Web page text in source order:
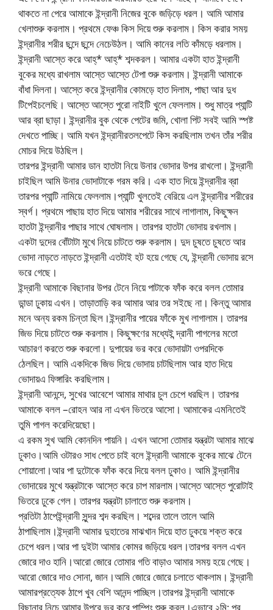
থাকতে না পেরে আমাকে ইন্দ্রানী নিজের বুকে জড়িড়ে ধরল। আমি আমার
খেলাশুরু করলাম। প্রথমে ফেঞ্চ কিস দিয়ে শুরু করলাম। কিস করার সময়
ইন্দ্রানীর শরীর ছন্দে ছন্দে নেচেউঠল। আমি কানের লতি কাঁমড়ে ধরলাম।
ইন্দ্রানী আস্তে করে আহ্* আহ্* শব্দকরল। আমার একটা হাত ইন্দ্রানী
বুকের মধ্যে রাখলাম আস্তে আস্তে টেপা শুরু করলাম। ইন্দ্রানী আমাকে
বাঁধা দিলনা। আস্তে করে ইন্দ্রানীর কোমড়ে হাত দিলাম, পাছা আর দুধ
টিপেইচলেছি। আস্তে আস্তে পুরো নাইটি খুলে ফেললাম। শুধু মাত্র প্যান্টি
আর ব্রা ছাড়া। ইন্দ্রানীর বুক থেকে পেটের জমি, খোলা পিট সবই আমি স্পষ্ট
দেখতে পাচ্ছি। আমি যখন ইন্দ্রানীরতলপেটে কিস করছিলাম তখন তাঁর শরীর
মোচর দিয়ে উঠছিল।
তারপর ইন্দ্রানী আমার ডান হাতটা নিয়ে উনার ভোদার উপর রাখলো। ইন্দ্রানী
চাইছিল আমি উনার ভোদাটাকে গরম করি। এক হাত দিয়ে ইন্দ্রানীর ব্রা
তারপর প্যান্টি নামিয়ে ফেললাম।প্যান্টি খুলতেই বেরিয়ে এল ইন্দ্রানীর শরীরের
স্বর্গ। প্রথমে পাছায় হাত দিয়ে আমার শরীরের সাথে লাগালাম, কিছুক্ষন
হাতটা ইন্দ্রানীর পাছার সাথে ঘোষলাম। তারপর হাতটা ভোদায় রখলাম।
একটা দুদের বোঁটাটা মুখে নিয়ে চাটতে শুরু করলাম। দুদ চুষতে চুষতে আর
ভোদা নাড়তে নাড়তে ইন্দ্রানী এতটাই হট হয়ে গেছে যে, ইন্দ্রানী ভোদায় রসে
ভরে গেছে।
ইন্দ্রানী আমাকে বিছানার উপর টেনে নিয়ে পাটাকে ফাঁক করে বলল তোমার
ডান্ডা ঢুকায় এখন। তাড়াতাড়ি কর আমার আর তর সইছে না। কিন্তু আমার
মনে অন্য রকম চিন্তা ছিল।ইন্দ্রানীর পায়ের ফাঁকে মুখ লাগালাম। তারপর
জিভ দিয়ে চাটতে শুরু করলাম। কিছুক্ষণের মধ্যেই ন্দ্রানী পাগলের মতো
আচারণ করতে শুরু করলো। দুপায়ের ভর করে ভোদায়টা ওপরদিকে
ঠেলছিল। আমি একদিকে জিভ দিয়ে ভোদায় চাটছিলাম আর হাত দিয়ে
ভোদায়এ ফিঙ্গারিং করছিলাম।
ইন্দ্রানী আনন্দে, সুখের আবেশে আমার মাথার চুল চেপে ধরছিল। তারপর
আমাকে বলল –রোহন আর না এখন ভিতরে আসো। আমাকের এমনিতেই
তুমি পাগল করেদিয়েছো।
এ রকম সুখ আমি কোনদিন পায়নি। এখন আসো তোমার যন্ত্রটা আমার মাঝে
ঢুকাও।আমি ওটারও সাধ পেতে চাই বলে ইন্দ্রানী আমাকে বুকের মাঝে টেনে
শোয়ালো।আর পা দুটোকে ফাঁক করে দিয়ে বলল ঢুকাও। আমি ইন্দ্রানীর
ভোদায়ের মুখে যন্ত্রটাকে আস্তে করে চাপ মারলাম।আস্তে আস্তে পুরোটাই
ভিতরে ঢুকে গেল। তারপর যন্ত্রটা চালাতে শুরু করলাম।
প্রতিটা ঠাপেইন্দ্রানী সুন্দর শব্দ করছিল। শব্দের তালে তালে আমি
ঠাপাছিলাম।ইন্দ্রানী আমার দুহাতের মাঝখান দিয়ে হাত ঢুকয়ে শক্ত করে
চেপে ধরল।আর পা দুইটা আমার কোমর জড়িয়ে ধরল।তারপর বলল এখন
জোরে দাও হানি।আরো জোরে তোমার গতি বাড়াও আমার সময় হয়ে গেছে।
আরো জোরে দাও সোনা, জান।আমি জোরে জোরে চলাতে থাকলাম। ইন্দ্রানী
আমারপ্রত্যেক ঠাপে খুব বেশি আনন্দ পাচ্ছিল।তারপর ইন্দ্রানী আমাকে
বিছানার নিচে আমার উপরে ভর করে পাম্পিং শুরু করল।এভাবে ২মি: পর